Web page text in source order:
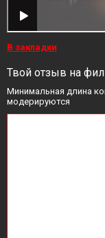
В закладки
Твой отзыв на
Минимальная длина
модерируются